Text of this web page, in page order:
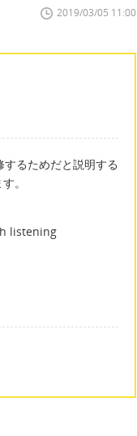
2019/03/05 11:00
るためだと説明する
。
listening